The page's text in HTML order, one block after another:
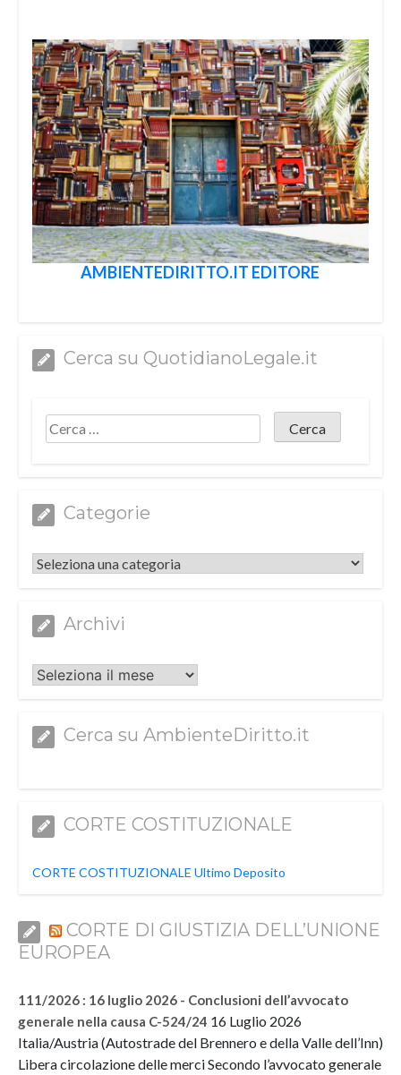
AMBIENTEDIRITTO.IT EDITORE
Cerca su QuotidianoLegale.it
Categorie
Categorie
Archivi
Archivi
Cerca su AmbienteDiritto.it
CORTE COSTITUZIONALE
CORTE COSTITUZIONALE Ultimo Deposito
CORTE DI GIUSTIZIA DELL’UNIONE
EUROPEA
111/2026 : 16 luglio 2026 - Conclusioni dell’avvocato
generale nella causa C-524/24 16 Luglio 2026
Italia/Austria (Autostrade del Brennero e della Valle dell’Inn)
Libera circolazione delle merci Secondo l’avvocato generale